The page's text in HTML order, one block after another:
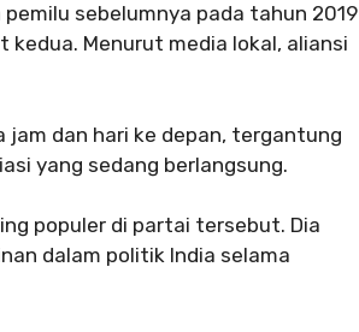
sebelumnya pada tahun 2019
Menurut media lokal, aliansi
jam dan hari ke depan, tergantung
yang sedang berlangsung.
populer di partai tersebut. Dia
dalam politik India selama